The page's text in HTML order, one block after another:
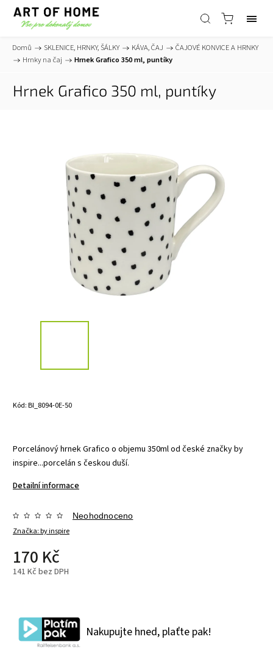
Domů / SKLENICE, HRNKY, ŠÁLKY / KÁVA, ČAJ /
ČAJOVÉ KONVICE A HRNKY
/
Hrnky na čaj / Hrnek Grafico 350 ml, puntíky
Hrnek Grafico 350 ml, puntíky
Kód:BI_8094-0E-50
Porcelánový hrnek Grafico o objemu 350ml od české značky by
inspire...porcelán s českou duší.
Detailní informace
Značka:by inspire
Neohodnoceno
170 Kč
141 Kč bez DPH
Nakupujte hned, plaťte pak!